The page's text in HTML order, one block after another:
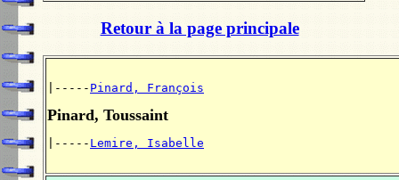
Retour à la page principale
|----- Pinard, François
Pinard, Toussaint
|----- Lemire, Isabelle